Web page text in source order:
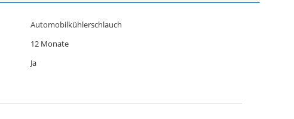
Automobilkühlerschlauch
12 Monate
Ja